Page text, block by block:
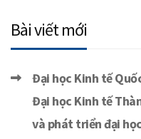
Bài viết mới
Đại học Kinh tế
Đại học Kinh tế
và phát triển đại học